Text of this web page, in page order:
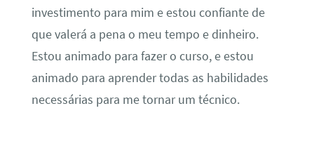
investimento para mim e estou confiante de
que valerá a pena o meu tempo e dinheiro.
Estou animado para fazer o curso, e estou
animado para aprender todas as habilidades
necessárias para me tornar um técnico.